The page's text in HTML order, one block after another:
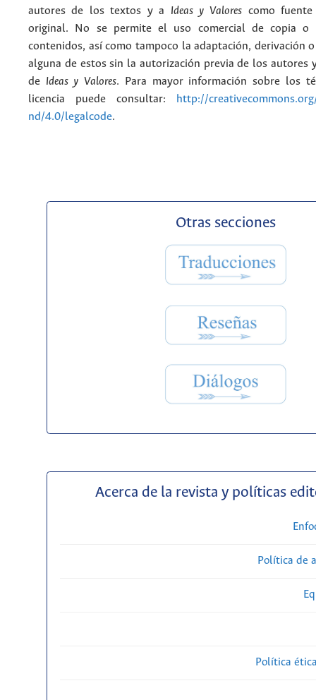
autores de los textos y a Ideas y Valores como
original. No se permite el uso comercial de copia o
contenidos, así como tampoco la adaptación, derivación
alguna de estos sin la autorización previa de los autores
de Ideas y Valores. Para mayor información sobre los
licencia puede consultar:
http://
nd/4.0/legalcode.
Otras secciones
Acerca de la revista y políticas
Política de
Política